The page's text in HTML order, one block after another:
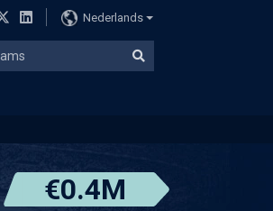
Nederlands
€0.4M